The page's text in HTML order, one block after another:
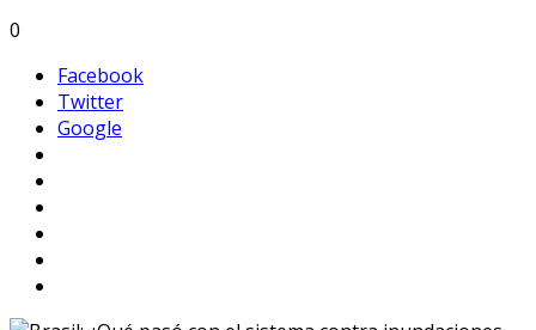
0
Facebook
Twitter
Google